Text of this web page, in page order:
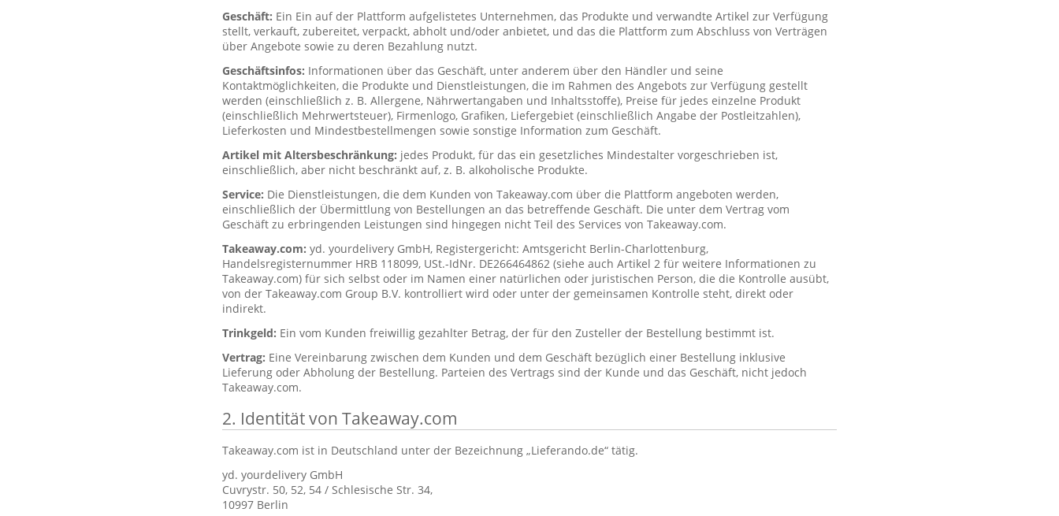
Geschäft: Ein Ein auf der Plattform aufgelistetes Unternehmen, das Produkte und verwandte Artikel zur Verfügung
stellt, verkauft, zubereitet, verpackt, abholt und/oder anbietet, und das die Plattform zum Abschluss von Verträgen
über Angebote sowie zu deren Bezahlung nutzt.
Geschäftsinfos: Informationen über das Geschäft, unter anderem über den Händler und seine
Kontaktmöglichkeiten, die Produkte und Dienstleistungen, die im Rahmen des Angebots zur Verfügung gestellt
werden (einschließlich z. B. Allergene, Nährwertangaben und Inhaltsstoffe), Preise für jedes einzelne Produkt
(einschließlich Mehrwertsteuer), Firmenlogo, Grafiken, Liefergebiet (einschließlich Angabe der Postleitzahlen),
Lieferkosten und Mindestbestellmengen sowie sonstige Information zum Geschäft.
Artikel mit Altersbeschränkung: jedes Produkt, für das ein gesetzliches Mindestalter vorgeschrieben ist,
einschließlich, aber nicht beschränkt auf, z. B. alkoholische Produkte.
Service: Die Dienstleistungen, die dem Kunden von Takeaway.com über die Plattform angeboten werden,
einschließlich der Übermittlung von Bestellungen an das betreffende Geschäft. Die unter dem Vertrag vom
Geschäft zu erbringenden Leistungen sind hingegen nicht Teil des Services von Takeaway.com.
Takeaway.com: yd. yourdelivery GmbH, Registergericht: Amtsgericht Berlin-Charlottenburg,
Handelsregisternummer HRB 118099, USt.-IdNr. DE266464862 (siehe auch Artikel 2 für weitere Informationen zu
Takeaway.com) für sich selbst oder im Namen einer natürlichen oder juristischen Person, die die Kontrolle ausübt,
von der Takeaway.com Group B.V. kontrolliert wird oder unter der gemeinsamen Kontrolle steht, direkt oder
indirekt.
Trinkgeld: Ein vom Kunden freiwillig gezahlter Betrag, der für den Zusteller der Bestellung bestimmt ist.
Vertrag: Eine Vereinbarung zwischen dem Kunden und dem Geschäft bezüglich einer Bestellung inklusive
Lieferung oder Abholung der Bestellung. Parteien des Vertrags sind der Kunde und das Geschäft, nicht jedoch
Takeaway.com.
2. Identität von Takeaway.com
Takeaway.com ist in Deutschland unter der Bezeichnung „Lieferando.de“ tätig.
yd. yourdelivery GmbH
Cuvrystr. 50, 52, 54 / Schlesische Str. 34,
10997 Berlin